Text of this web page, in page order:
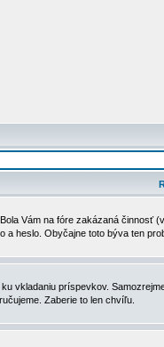
Vám na fóre zakázaná
heslo. Obyčajne toto býva ten
vkladaniu príspevkov.
Zaberie to len chvíľu.